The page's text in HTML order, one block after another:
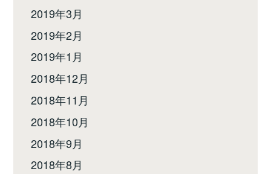
2019年3月
2019年2月
2019年1月
2018年12月
2018年11月
2018年10月
2018年9月
2018年8月